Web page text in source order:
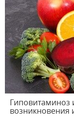
Гиповитаминоз
возникновения